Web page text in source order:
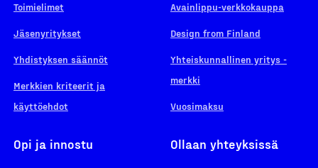
Toimielimet
Jäsenyritykset
Yhdistyksen säännöt
Merkkien kriteerit ja
käyttöehdot
Avainlippu-verkkokauppa
Design from Finland
Yhteiskunnallinen yritys -
merkki
Vuosimaksu
Opi ja innostu Ollaan yhteyksissä